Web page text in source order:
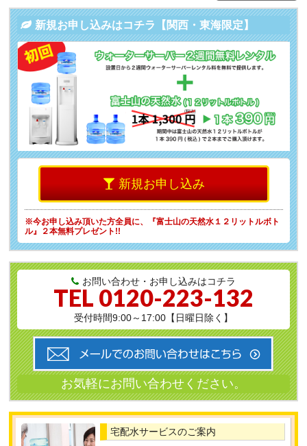
新規お申し込みはコチラ【関西・東海限定】
新規お申し込み
※今お申し込み頂いた方全員に、
『富士山の天然水１２リットルボト
ル』２本無料プレゼント!!
お問い合わせ・お申し込みはコチラ
TEL 0120-223-132
受付時間9:00～17:00【日曜日除く】
宅配水サービスのご案内